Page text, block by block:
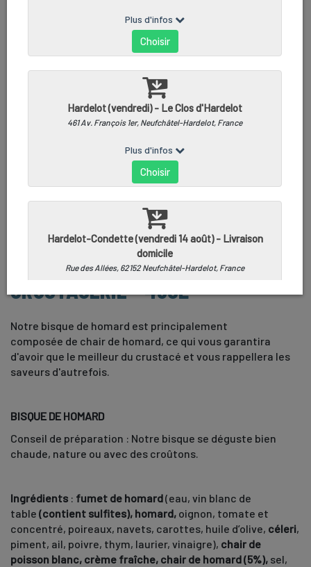
BISQUE DE HOMARD - LA
CRUSTACERIE - 48CL
Notre bisque de homard est principalement
composée de chair de homard, ce qui vous garantira
d'avoir que le meilleur du crustacé et vous rappellera les
saveurs d'autrefois.
BISQUE DE HOMARD
Conseil de préparation : Notre bisque se déguste bien
chaude, nature ou avec des croûtons.
Ingrédients : fumet de homard(eau, vin blanc de
table (contient sulfites), homard, oignon, tomate et
concentré, poireaux, navets, carottes, huile d’olive, céleri,
piment, ail, poivre, thym, laurier, vinaigre), chair de
poisson blanc, crème fraîche, chair de homard (5%), sel,